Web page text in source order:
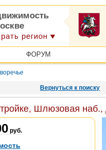
регион
ФОРУМ
Вернуться к поиску
Шлюзовая
руб.